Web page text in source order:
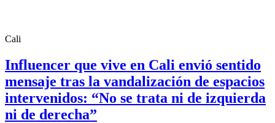
Cali
Influencer que vive en Cali envió sentido
mensaje tras la vandalización de espacios
intervenidos: “No se trata ni de izquierda
ni de derecha”